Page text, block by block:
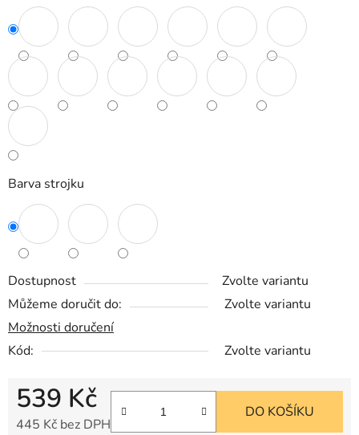
Barva strojku
Dostupnost
Zvolte variantu
Můžeme doručit do:
Zvolte variantu
Možnosti doručení
Kód:
Zvolte variantu
539 Kč
445 Kč bez DPH
DO KOŠÍKU